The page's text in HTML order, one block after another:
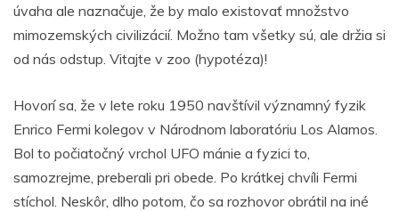
úvaha ale naznačuje, že by malo existovať množstvo
mimozemských civilizácií. Možno tam všetky sú, ale držia si
od nás odstup. Vitajte v zoo (hypotéza)!
Hovorí sa, že v lete roku 1950 navštívil významný fyzik
Enrico Fermi kolegov v Národnom laboratóriu Los Alamos.
Bol to počiatočný vrchol UFO mánie a fyzici to,
samozrejme, preberali pri obede. Po krátkej chvíli Fermi
stíchol. Neskôr, dlho potom, čo sa rozhovor obrátil na iné